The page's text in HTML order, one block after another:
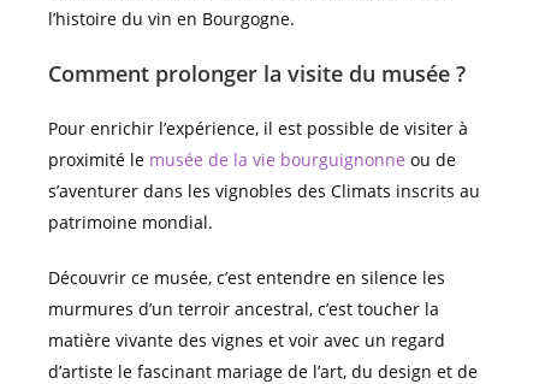
l’histoire du vin en Bourgogne.
Comment prolonger la visite du musée ?
Pour enrichir l’expérience, il est possible de visiter à
proximité le musée de la vie bourguignonne ou de
s’aventurer dans les vignobles des Climats inscrits au
patrimoine mondial.
Découvrir ce musée, c’est entendre en silence les
murmures d’un terroir ancestral, c’est toucher la
matière vivante des vignes et voir avec un regard
d’artiste le fascinant mariage de l’art, du design et de